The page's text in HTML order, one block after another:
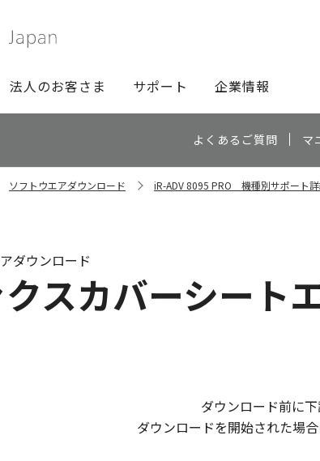
法人のお客さま サポート 企業情報
よくあるご質問 マ
ソフトウエアダウンロード iR-ADV 8095 PRO 機種別サポート
スカバーシート
ダウンロード
ダウンロード前に
ダウンロードを開始された場